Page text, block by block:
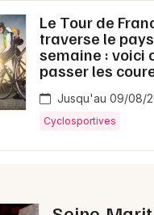
dans la Seine-
Le Tour de
traverse le
semaine : voici
passer les
Jusqu'au 09/08/
Cyclosportives